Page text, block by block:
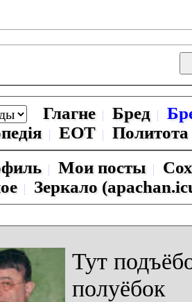
Глагне Бред
ЕОТ
Политота
Мои посты
Зеркало
Тут
полуёбок